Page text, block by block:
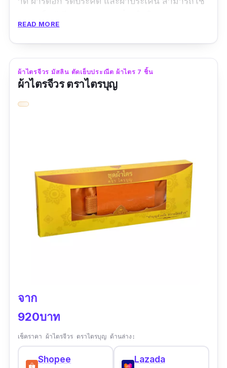
ทางพระพุทธศาสนา มีสีให้เลือก 2 สี คือ ผ้าไตร
จีวร สีพระราชทาน และผ้าไตรจีวรสีทองหรือเหลือง
ส้ม รุ่นนี้มีให้เลือกขนาดเดียวคือ ขนาดมาตรฐาน
1.90 เมตร
รีวิวจากผู้ใช้จริง:
READ MORE
ผ้าไตรจีวร มัสลิน ตัดเย็บประณีต ผ้าไตร 7 ชิ้น
ผ้าไตรจีวร ตราไตรบุญ
จาก
920บาท
เช็คราคา ผ้าไตรจีวร ตราไตรบุญ ด้านล่าง:
Shopee
Lazada